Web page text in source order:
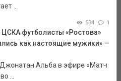
...
534 1
футболисты «Ростова»
как настоящие мужики» —
Джонатан Альба в эфире «Матч
...